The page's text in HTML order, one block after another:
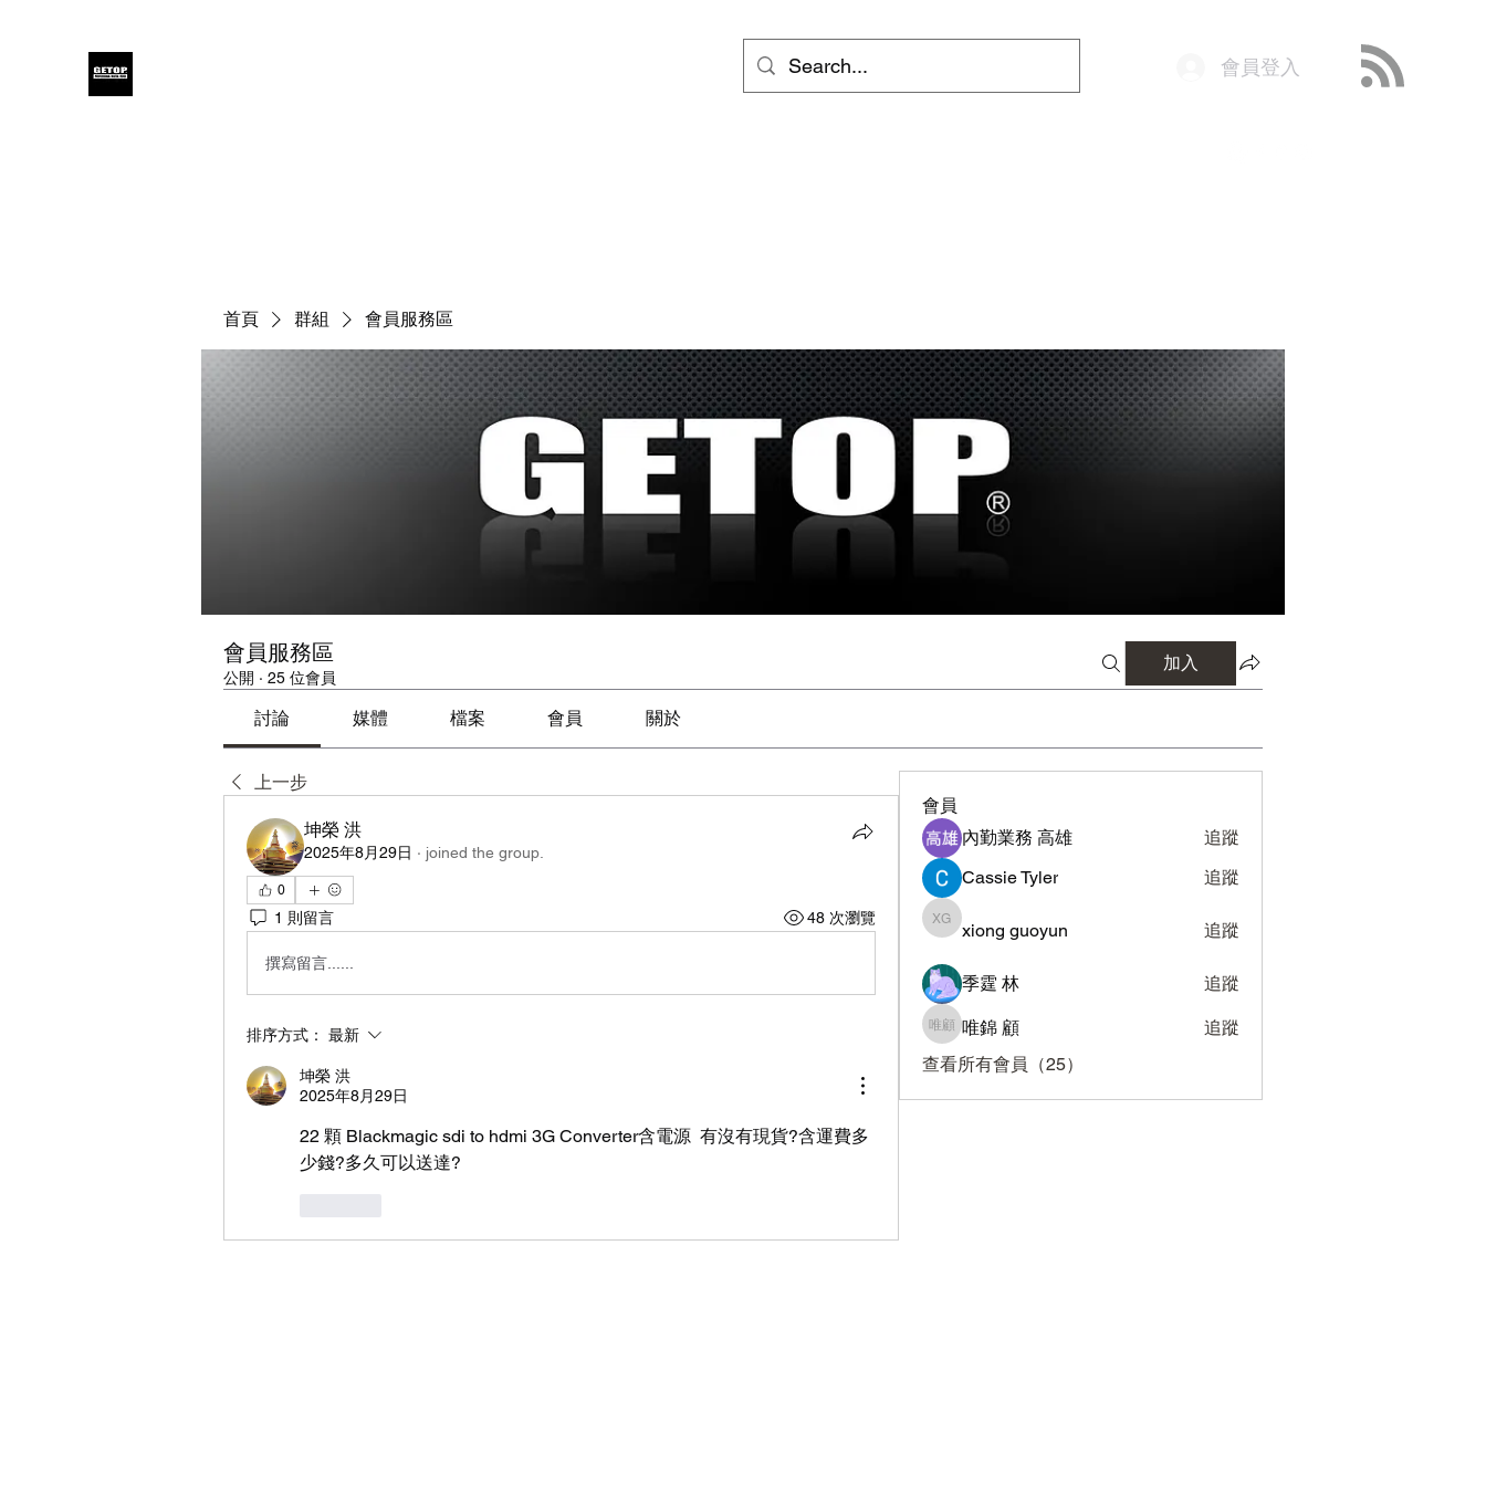
會員登入
首頁 群組 會員服務區
會員服務區
公開 · 25 位會員
加入
討論 媒體 檔案 會員 關於
上一步
坤榮 洪
2025年8月29日 · joined the group.
0
1 則留言 48 次瀏覽
撰寫留言......
排序方式： 最新
坤榮 洪
2025年8月29日
22 顆 Blackmagic sdi to hdmi 3G Converter含電源  有沒有現貨?含運費多
少錢?多久可以送達?
會員
內勤業務 高雄
追蹤
Cassie Tyler
追蹤
xiong guoyun
xiong guoyun 追蹤
季霆 林 追蹤
唯錦 顧唯錦 顧
追蹤
查看所有會員（25）